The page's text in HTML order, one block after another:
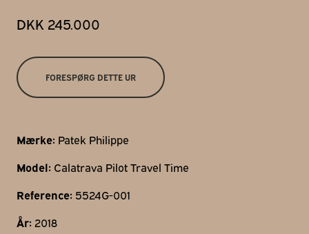
1123 Kbh K
+45 29 29 99 46
per@franzj.com
DKK 245.000
FORESPØRG DETTE UR
Mærke: Patek Philippe
Model: Calatrava Pilot Travel Time
Reference: 5524G-001
År: 2018